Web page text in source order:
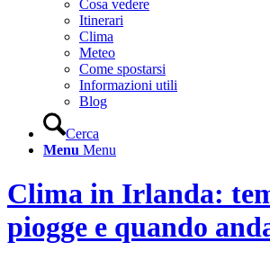
Cosa vedere
Itinerari
Clima
Meteo
Come spostarsi
Informazioni utili
Blog
Cerca
Menu Menu
Clima in Irlanda:
piogge e quando